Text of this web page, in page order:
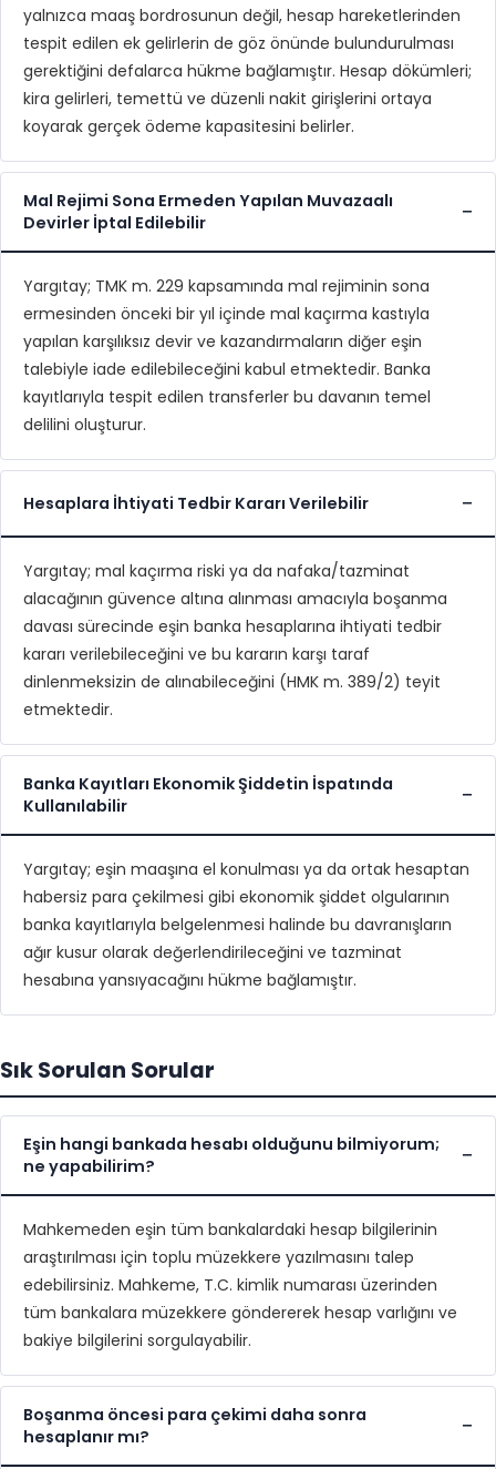
yalnızca maaş bordrosunun değil, hesap hareketlerinden
tespit edilen ek gelirlerin de göz önünde bulundurulması
gerektiğini defalarca hükme bağlamıştır. Hesap dökümleri;
kira gelirleri, temettü ve düzenli nakit girişlerini ortaya
koyarak gerçek ödeme kapasitesini belirler.
Mal Rejimi Sona Ermeden Yapılan Muvazaalı
Devirler İptal Edilebilir
Yargıtay; TMK m. 229 kapsamında mal rejiminin sona
ermesinden önceki bir yıl içinde mal kaçırma kastıyla
yapılan karşılıksız devir ve kazandırmaların diğer eşin
talebiyle iade edilebileceğini kabul etmektedir. Banka
kayıtlarıyla tespit edilen transferler bu davanın temel
delilini oluşturur.
Hesaplara İhtiyati Tedbir Kararı Verilebilir
Yargıtay; mal kaçırma riski ya da nafaka/tazminat
alacağının güvence altına alınması amacıyla boşanma
davası sürecinde eşin banka hesaplarına ihtiyati tedbir
kararı verilebileceğini ve bu kararın karşı taraf
dinlenmeksizin de alınabileceğini (HMK m. 389/2) teyit
etmektedir.
Banka Kayıtları Ekonomik Şiddetin İspatında
Kullanılabilir
Yargıtay; eşin maaşına el konulması ya da ortak hesaptan
habersiz para çekilmesi gibi ekonomik şiddet olgularının
banka kayıtlarıyla belgelenmesi halinde bu davranışların
ağır kusur olarak değerlendirileceğini ve tazminat
hesabına yansıyacağını hükme bağlamıştır.
Sık Sorulan Sorular
Eşin hangi bankada hesabı olduğunu bilmiyorum;
ne yapabilirim?
Mahkemeden eşin tüm bankalardaki hesap bilgilerinin
araştırılması için toplu müzekkere yazılmasını talep
edebilirsiniz. Mahkeme, T.C. kimlik numarası üzerinden
tüm bankalara müzekkere göndererek hesap varlığını ve
bakiye bilgilerini sorgulayabilir.
Boşanma öncesi para çekimi daha sonra
hesaplanır mı?